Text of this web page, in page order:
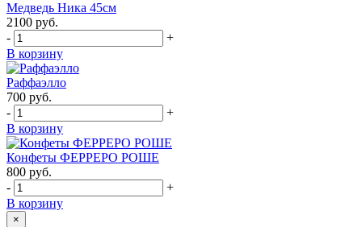
Медведь Ника 45см
2100 руб.
-
+
В корзину
Раффаэлло
700 руб.
-
+
В корзину
Конфеты ФЕРРЕРО РОШЕ
800 руб.
-
+
В корзину
×